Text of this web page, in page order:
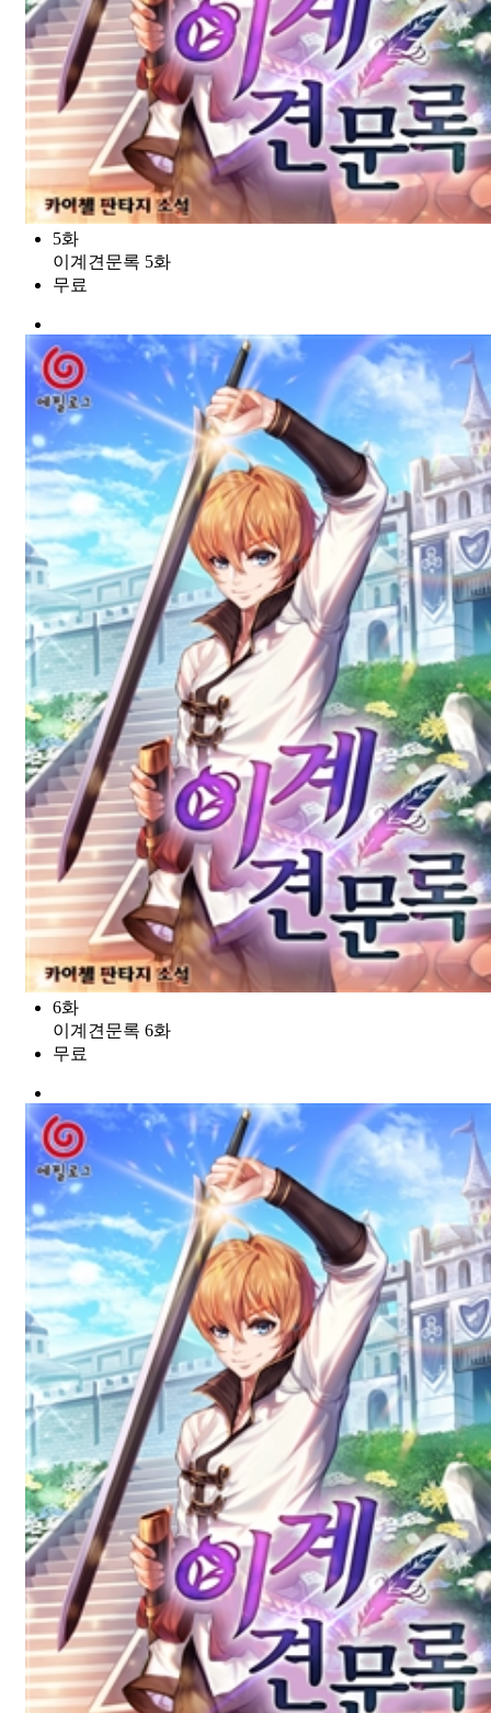
5화
이계견문록 5화
무료
6화
이계견문록 6화
무료